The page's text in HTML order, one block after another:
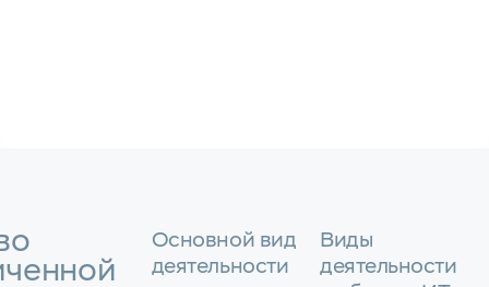
Основной вид
деятельности
Виды
деятельности